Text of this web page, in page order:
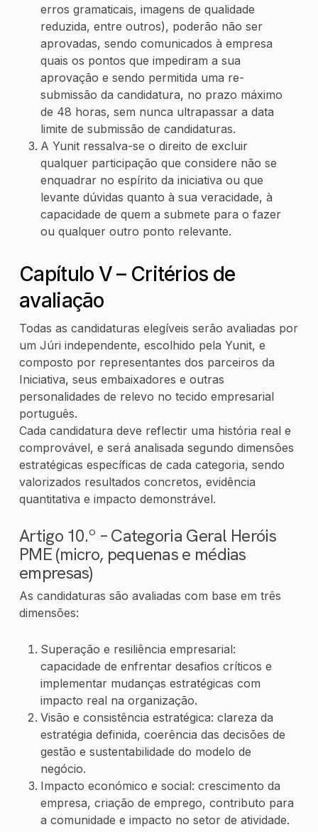
erros gramaticais, imagens de qualidade
reduzida, entre outros), poderão não ser
aprovadas, sendo comunicados à empresa
quais os pontos que impediram a sua
aprovação e sendo permitida uma re-
submissão da candidatura, no prazo máximo
de 48 horas, sem nunca ultrapassar a data
limite de submissão de candidaturas.
A Yunit ressalva-se o direito de excluir
qualquer participação que considere não se
enquadrar no espírito da iniciativa ou que
levante dúvidas quanto à sua veracidade, à
capacidade de quem a submete para o fazer
ou qualquer outro ponto relevante.
Capítulo V – Critérios de
avaliação
Todas as candidaturas elegíveis serão avaliadas por
um Júri independente, escolhido pela Yunit, e
composto por representantes dos parceiros da
Iniciativa, seus embaixadores e outras
personalidades de relevo no tecido empresarial
português.
Cada candidatura deve reflectir uma história real e
comprovável, e será analisada segundo dimensões
estratégicas específicas de cada categoria, sendo
valorizados resultados concretos, evidência
quantitativa e impacto demonstrável.
Artigo 10.º – Categoria Geral Heróis
PME (micro, pequenas e médias
empresas)
As candidaturas são avaliadas com base em três
dimensões:
Superação e resiliência empresarial:
capacidade de enfrentar desafios críticos e
implementar mudanças estratégicas com
impacto real na organização.
Visão e consistência estratégica: clareza da
estratégia definida, coerência das decisões de
gestão e sustentabilidade do modelo de
negócio.
Impacto económico e social: crescimento da
empresa, criação de emprego, contributo para
a comunidade e impacto no setor de atividade.